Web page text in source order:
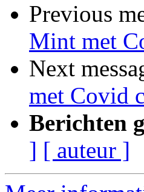
Previous
Mint met
Next
met Covid
Berichten
] [ auteur ]